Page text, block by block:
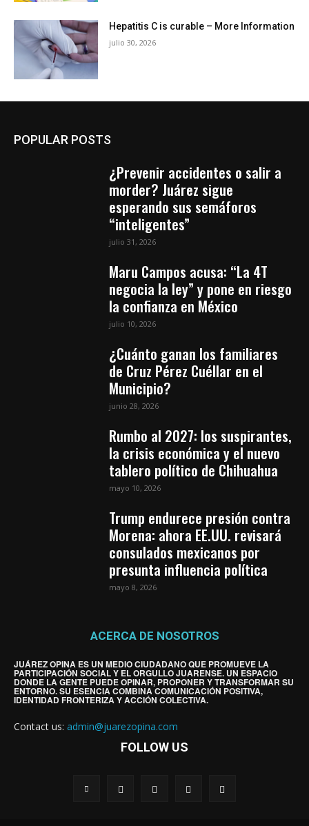
Hepatitis C is curable – More Information
julio 30, 2026
POPULAR POSTS
¿Prevenir accidentes o salir a
morder? Juárez sigue
esperando sus semáforos
“inteligentes”
julio 31, 2026
Maru Campos acusa: “La 4T
negocia la ley” y pone en riesgo
la confianza en México
julio 10, 2026
¿Cuánto ganan los familiares
de Cruz Pérez Cuéllar en el
Municipio?
junio 28, 2026
Rumbo al 2027: los suspirantes,
la crisis económica y el nuevo
tablero político de Chihuahua
mayo 10, 2026
Trump endurece presión contra
Morena: ahora EE.UU. revisará
consulados mexicanos por
presunta influencia política
mayo 8, 2026
ACERCA DE NOSOTROS
JUÁREZ OPINA ES UN MEDIO CIUDADANO QUE PROMUEVE LA
PARTICIPACIÓN SOCIAL Y EL ORGULLO JUARENSE. UN ESPACIO
DONDE LA GENTE PUEDE OPINAR, PROPONER Y TRANSFORMAR SU
ENTORNO. SU ESENCIA COMBINA COMUNICACIÓN POSITIVA,
IDENTIDAD FRONTERIZA Y ACCIÓN COLECTIVA.
Contact us: admin@juarezopina.com
FOLLOW US